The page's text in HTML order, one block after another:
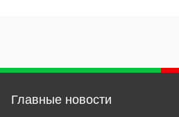
Главные новости